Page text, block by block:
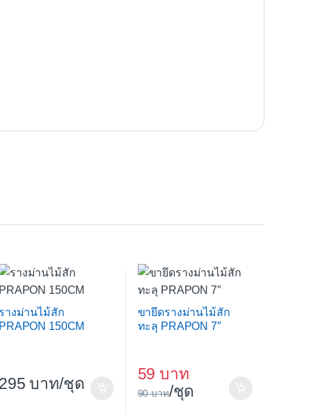
รางม่านไม้สัก
PRAPON 150CM
295 /ชุด
ขายึดรางม่านไม้สัก
ทะลุ PRAPON 7″
59
90 /ชุด